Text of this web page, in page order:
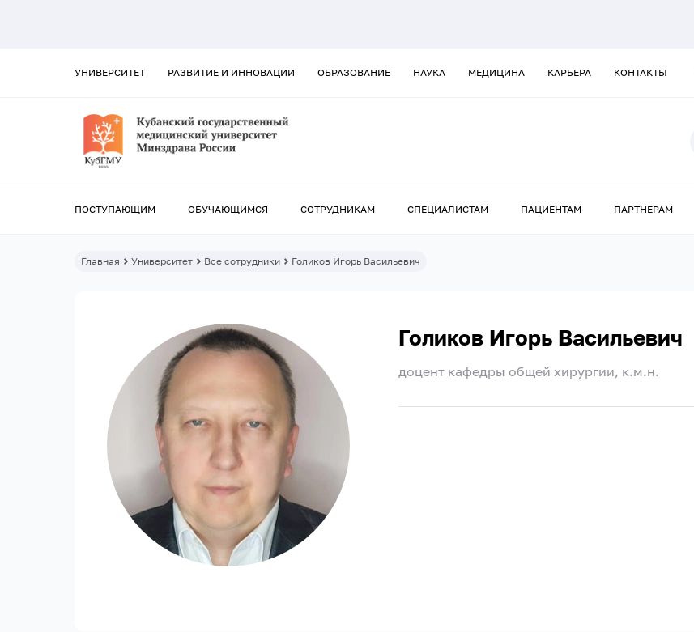
УНИВЕРСИТЕТ РАЗВИТИЕ И ИННОВАЦИИ ОБРАЗОВАНИЕ НАУКА МЕДИЦИНА КАРЬЕРА КОНТАКТЫ
ПОСТУПАЮЩИМ ОБУЧАЮЩИМСЯ СОТРУДНИКАМ СПЕЦИАЛИСТАМ ПАЦИЕНТАМ ПАРТНЕРАМ
Главная Университет Все сотрудники Голиков Игорь Васильевич
Голиков Игорь Васильевич
доцент кафедры общей хирургии, к.м.н.